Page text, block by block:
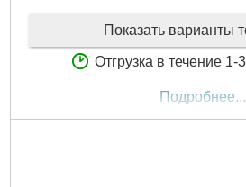
Показать варианты
Отгрузка в течение 1-
Подробнее...